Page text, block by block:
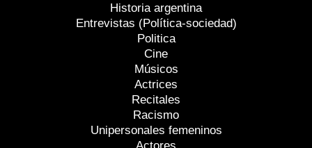
Historia argentina
Entrevistas (Política-sociedad)
Politica
Cine
Músicos
Actrices
Recitales
Racismo
Unipersonales femeninos